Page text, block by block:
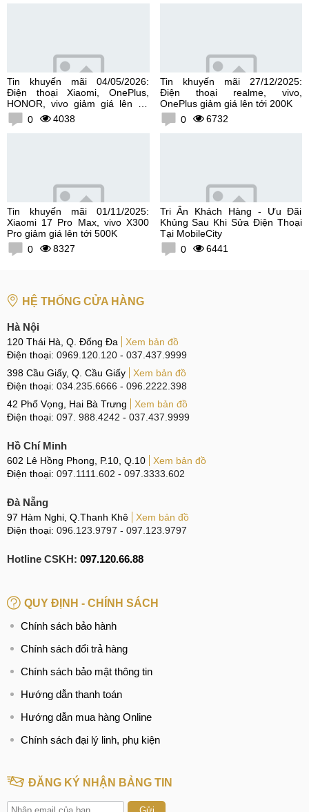
Tin khuyến mãi 04/05/2026:
Điện thoại Xiaomi, OnePlus,
HONOR, vivo giảm giá lên tới
300K0 4038
Tin khuyến mãi 27/12/2025:
Điện thoại realme, vivo,
OnePlus giảm giá lên tới 200K
0
6732
Tin khuyến mãi 01/11/2025:
Xiaomi 17 Pro Max, vivo X300
Pro giảm giá lên tới 500K
0
8327
Tri Ân Khách Hàng - Ưu Đãi
Khủng Sau Khi Sửa Điện Thoại
Tại MobileCity
0
6441
HỆ THỐNG CỬA HÀNG
Hà Nội
120 Thái Hà, Q. Đống Đa
Xem bản đồ
Điện thoại: 0969.120.120 - 037.437.9999
398 Cầu Giấy, Q. Cầu Giấy
Xem bản đồ
Điện thoại: 034.235.6666 - 096.2222.398
42 Phố Vọng, Hai Bà Trưng
Xem bản đồ
Điện thoại: 097. 988.4242 - 037.437.9999
Hồ Chí Minh
602 Lê Hồng Phong, P.10, Q.10
Xem bản đồ
Điện thoại: 097.1111.602 - 097.3333.602
Đà Nẵng
97 Hàm Nghi, Q.Thanh Khê
Xem bản đồ
Điện thoại: 096.123.9797 - 097.123.9797
Hotline CSKH: 097.120.66.88
QUY ĐỊNH - CHÍNH SÁCH
Chính sách bảo hành
Chính sách đổi trả hàng
Chính sách bảo mật thông tin
Hướng dẫn thanh toán
Hướng dẫn mua hàng Online
Chính sách đại lý linh, phụ kiện
ĐĂNG KÝ NHẬN BẢNG TIN